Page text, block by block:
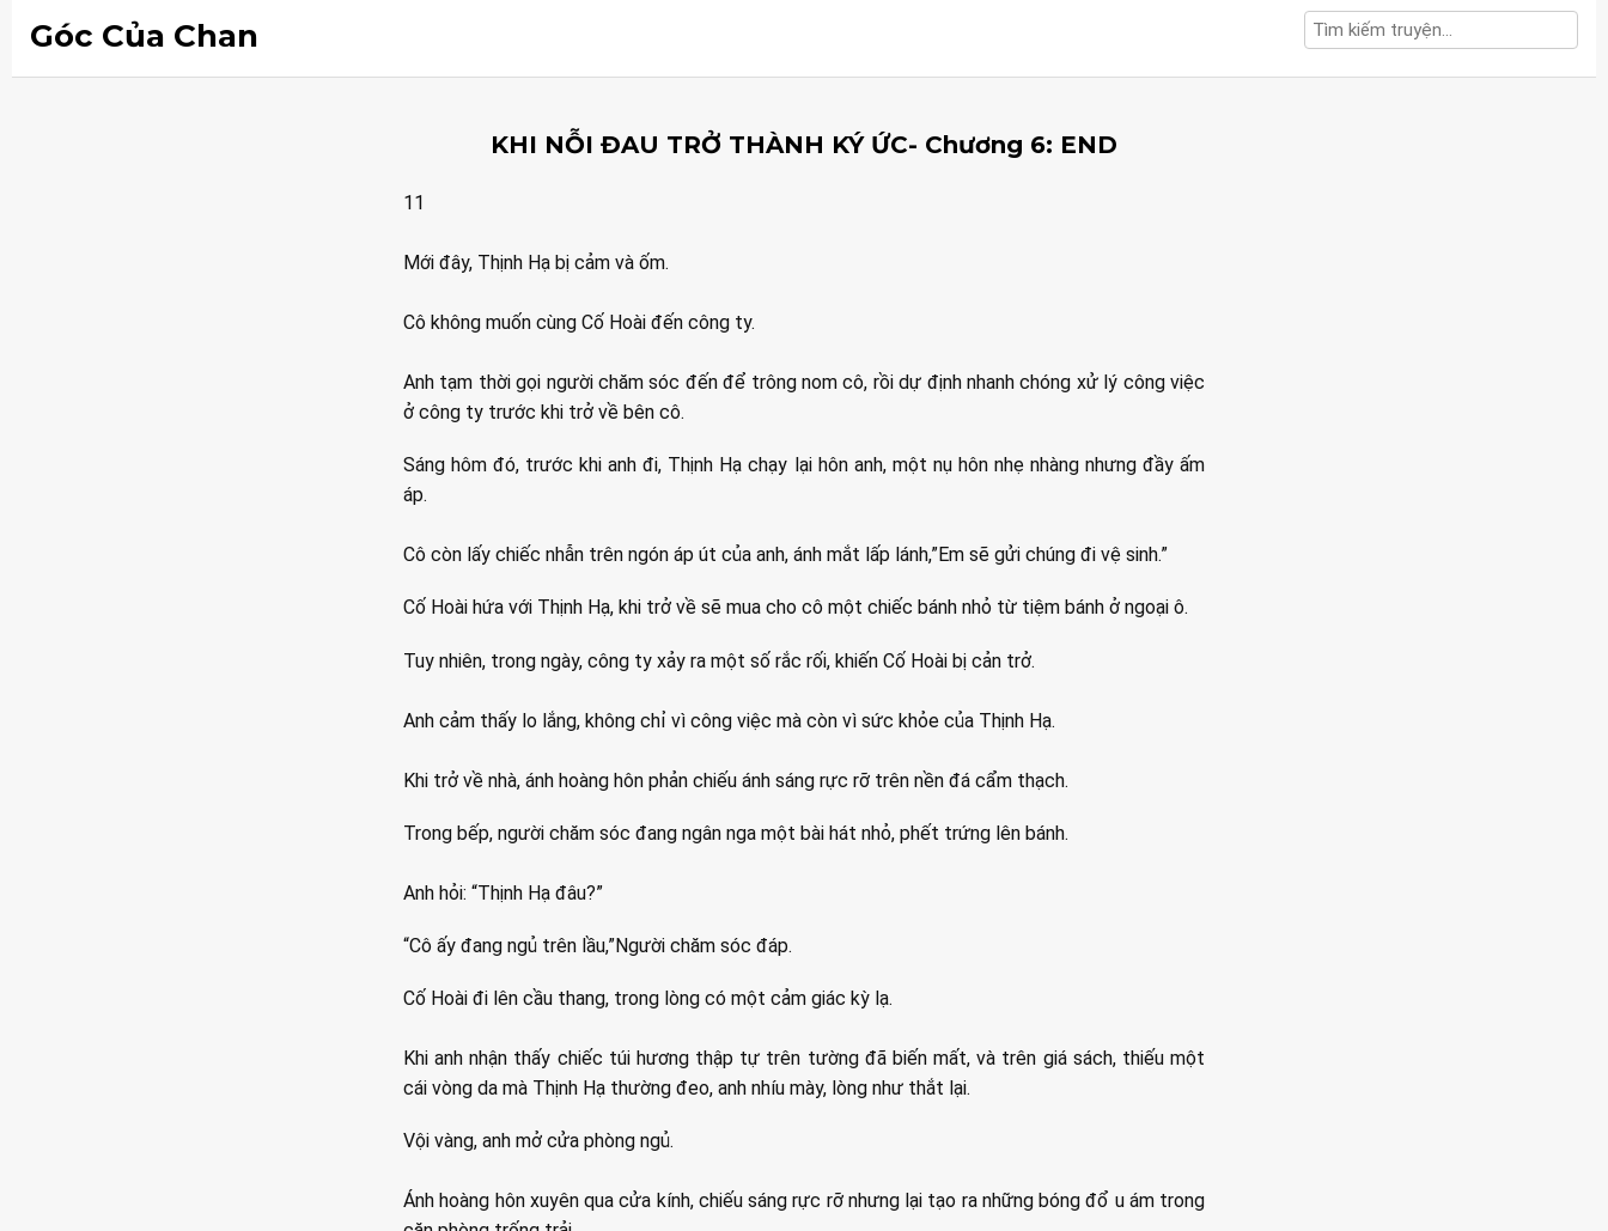
Góc Của Chan
KHI NỖI ĐAU TRỞ THÀNH KÝ ỨC- Chương 6: END
11
Mới đây, Thịnh Hạ bị cảm và ốm.
Cô không muốn cùng Cố Hoài đến công ty.
Anh tạm thời gọi người chăm sóc đến để trông nom cô, rồi dự định nhanh chóng xử lý công việc
ở công ty trước khi trở về bên cô.
Sáng hôm đó, trước khi anh đi, Thịnh Hạ chạy lại hôn anh, một nụ hôn nhẹ nhàng nhưng đầy ấm
áp.
Cô còn lấy chiếc nhẫn trên ngón áp út của anh, ánh mắt lấp lánh,”Em sẽ gửi chúng đi vệ sinh.”
Cố Hoài hứa với Thịnh Hạ, khi trở về sẽ mua cho cô một chiếc bánh nhỏ từ tiệm bánh ở ngoại ô.
Tuy nhiên, trong ngày, công ty xảy ra một số rắc rối, khiến Cố Hoài bị cản trở.
Anh cảm thấy lo lắng, không chỉ vì công việc mà còn vì sức khỏe của Thịnh Hạ.
Khi trở về nhà, ánh hoàng hôn phản chiếu ánh sáng rực rỡ trên nền đá cẩm thạch.
Trong bếp, người chăm sóc đang ngân nga một bài hát nhỏ, phết trứng lên bánh.
Anh hỏi: “Thịnh Hạ đâu?”
“Cô ấy đang ngủ trên lầu,”Người chăm sóc đáp.
Cố Hoài đi lên cầu thang, trong lòng có một cảm giác kỳ lạ.
Khi anh nhận thấy chiếc túi hương thập tự trên tường đã biến mất, và trên giá sách, thiếu một
cái vòng da mà Thịnh Hạ thường đeo, anh nhíu mày, lòng như thắt lại.
Vội vàng, anh mở cửa phòng ngủ.
Ánh hoàng hôn xuyên qua cửa kính, chiếu sáng rực rỡ nhưng lại tạo ra những bóng đổ u ám trong